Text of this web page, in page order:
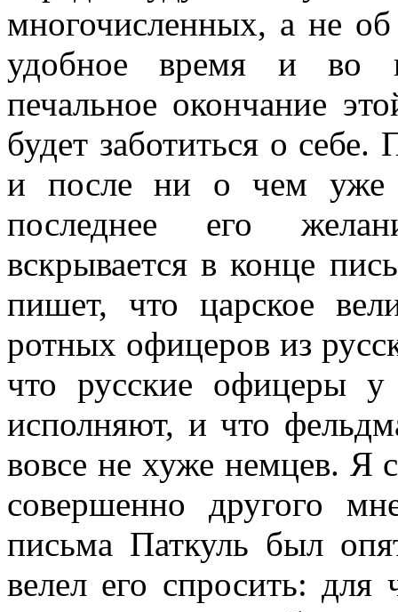
многочисленных, а не об
удобное время и во
печальное окончание
будет заботиться о себе.
и после ни о чем уже
последнее его
вскрывается в конце
пишет, что царское
ротных офицеров из
что русские офицеры
исполняют, и что
вовсе не хуже немцев. Я
совершенно другого
письма Паткуль был
велел его спросить: